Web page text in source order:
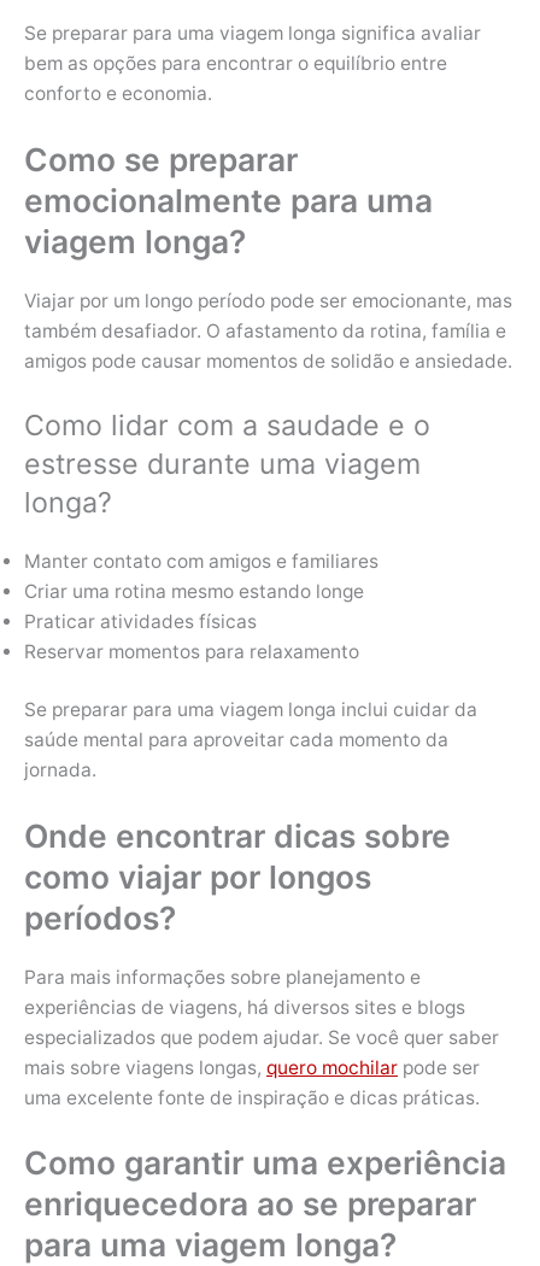
Se preparar para uma viagem longa significa avaliar
bem as opções para encontrar o equilíbrio entre
conforto e economia.
Como se preparar
emocionalmente para uma
viagem longa?
Viajar por um longo período pode ser emocionante, mas
também desafiador. O afastamento da rotina, família e
amigos pode causar momentos de solidão e ansiedade.
Como lidar com a saudade e o
estresse durante uma viagem
longa?
Manter contato com amigos e familiares
Criar uma rotina mesmo estando longe
Praticar atividades físicas
Reservar momentos para relaxamento
Se preparar para uma viagem longa inclui cuidar da
saúde mental para aproveitar cada momento da
jornada.
Onde encontrar dicas sobre
como viajar por longos
períodos?
Para mais informações sobre planejamento e
experiências de viagens, há diversos sites e blogs
especializados que podem ajudar. Se você quer saber
mais sobre viagens longas, quero mochilar pode ser
uma excelente fonte de inspiração e dicas práticas.
Como garantir uma experiência
enriquecedora ao se preparar
para uma viagem longa?